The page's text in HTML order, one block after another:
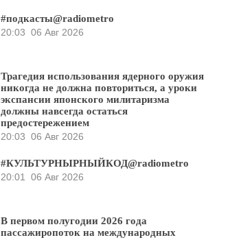
#подкасты@radiometro
20:03 06 Авг 2026
Трагедия использования ядерного оружия
никогда не должна повториться, а уроки
экспансии японского милитаризма
должны навсегда остаться
предостережением
20:03 06 Авг 2026
#КУЛЬТУРНЫРНЫЙКОД@radiometro
20:01
06 Авг 2026
В первом полугодии 2026 года
пассажиропоток на международных